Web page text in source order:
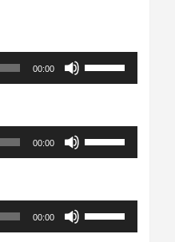
00:00
pour
augmenter
ou
volume.
00:00
pour
augmenter
ou
00:00